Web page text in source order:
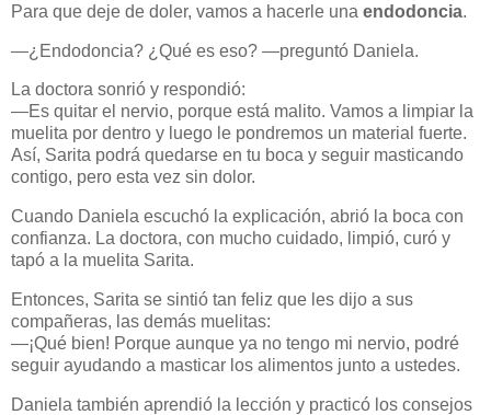
Para que deje de doler, vamos a hacerle una endodoncia.
—¿Endodoncia? ¿Qué es eso? —preguntó Daniela.
La doctora sonrió y respondió:
—Es quitar el nervio, porque está malito. Vamos a limpiar la
muelita por dentro y luego le pondremos un material fuerte.
Así, Sarita podrá quedarse en tu boca y seguir masticando
contigo, pero esta vez sin dolor.
Cuando Daniela escuchó la explicación, abrió la boca con
confianza. La doctora, con mucho cuidado, limpió, curó y
tapó a la muelita Sarita.
Entonces, Sarita se sintió tan feliz que les dijo a sus
compañeras, las demás muelitas:
—¡Qué bien! Porque aunque ya no tengo mi nervio, podré
seguir ayudando a masticar los alimentos junto a ustedes.
Daniela también aprendió la lección y practicó los consejos